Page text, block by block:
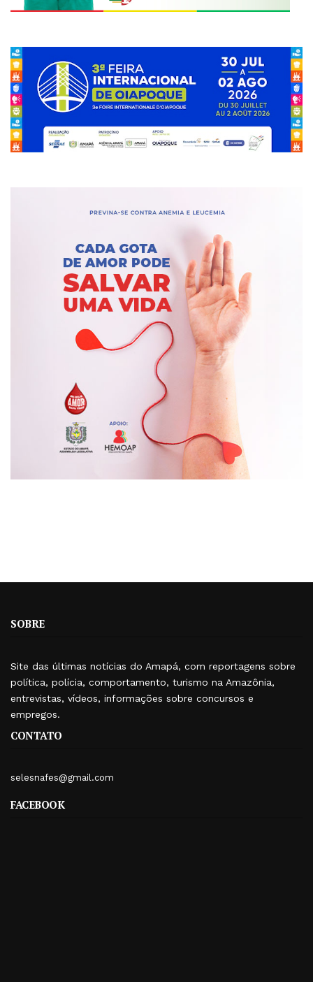
SOBRE
Site das últimas notícias do Amapá, com reportagens sobre
política, polícia, comportamento, turismo na Amazônia,
entrevistas, vídeos, informações sobre concursos e
empregos.
CONTATO
selesnafes@gmail.com
FACEBOOK